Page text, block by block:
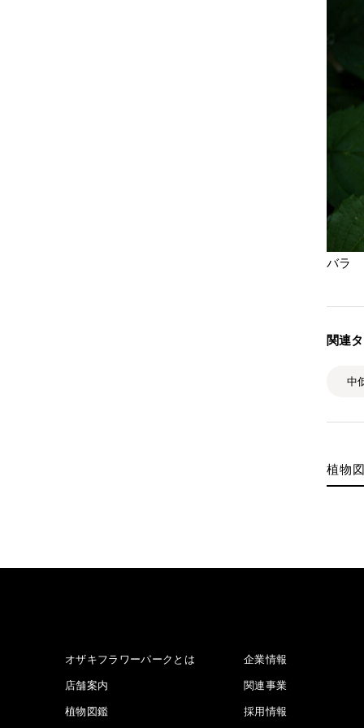
バラ
関連
中
植物
オザキフラワーパークとは
店舗案内
植物図鑑
企業情報
関連事業
採用情報